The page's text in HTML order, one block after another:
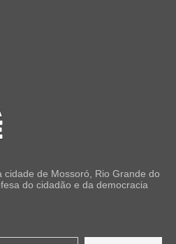
de Mossoró, Rio Grande do
do cidadão e da democracia